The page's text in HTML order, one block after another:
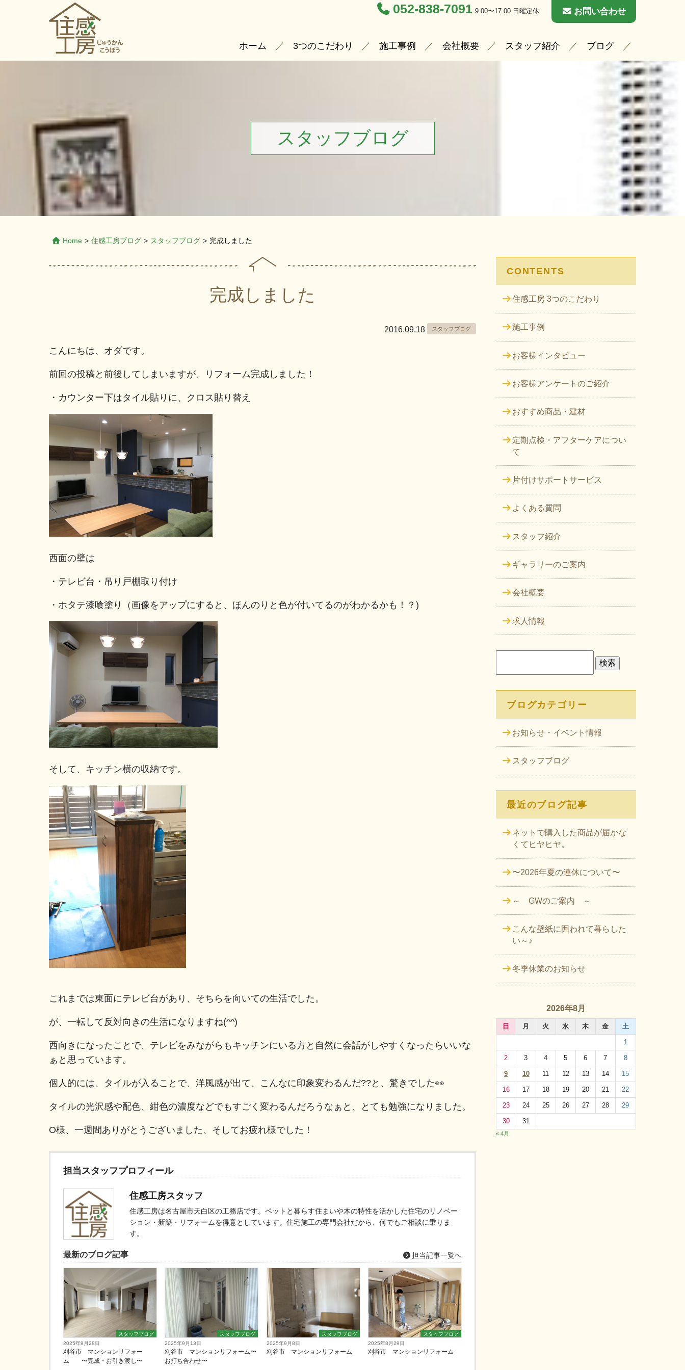
052-838-7091 9:00〜17:00 日曜定休 お問い合わせ
ホーム 3つのこだわり 施工事例 会社概要 スタッフ紹介 ブログ
スタッフブログ
Home > 住感工房ブログ > スタッフブログ > 完成しました
完成しました
2016.09.18 スタッフブログ
こんにちは、オダです。
前回の投稿と前後してしまいますが、リフォーム完成しました！
・カウンター下はタイル貼りに、クロス貼り替え
西面の壁は
・テレビ台・吊り戸棚取り付け
・ホタテ漆喰塗り（画像をアップにすると、ほんのりと色が付いてるのがわかるかも！？)
そして、キッチン横の収納です。
これまでは東面にテレビ台があり、そちらを向いての生活でした。
が、一転して反対向きの生活になりますね(^^)
西向きになったことで、テレビをみながらもキッチンにいる方と自然に会話がしやすくなったらいいな
ぁと思っています。
個人的には、タイルが入ることで、洋風感が出て、こんなに印象変わるんだ??と、驚きでした👀
タイルの光沢感や配色、紺色の濃度などでもすごく変わるんだろうなぁと、とても勉強になりました。
O様、一週間ありがとうございました、そしてお疲れ様でした！
担当スタッフプロフィール
住感工房スタッフ
住感工房は名古屋市天白区の工務店です。ペットと暮らす住まいや木の特性を活かした住宅のリノベー
ション・新築・リフォームを得意としています。住宅施工の専門会社だから、何でもご相談に乗りま
す。
最新のブログ記事 担当記事一覧へ
スタッフブログ
2025年9月28日
刈谷市 マンションリフォー
ム 〜完成・お引き渡し〜
スタッフブログ
2025年9月13日
刈谷市 マンションリフォーム〜
お打ち合わせ〜
スタッフブログ
2025年9月8日
刈谷市 マンションリフォーム
スタッフブログ
2025年8月29日
刈谷市 マンションリフォーム
CONTENTS
住感工房 3つのこだわり
施工事例
お客様インタビュー
お客様アンケートのご紹介
おすすめ商品・建材
定期点検・アフターケアについ
て
片付けサポートサービス
よくある質問
スタッフ紹介
ギャラリーのご案内
会社概要
求人情報
ブログカテゴリー
お知らせ・イベント情報
スタッフブログ
最近のブログ記事
ネットで購入した商品が届かな
くてヒヤヒヤ。
〜2026年夏の連休について〜
～ GWのご案内 ～
こんな壁紙に囲われて暮らした
い～♪
冬季休業のお知らせ
2026年8月
日 月 火 水 木 金 土
1
2 3 4 5 6 7 8
9 10 11 12 13 14 15
16 17 18 19 20 21 22
23 24 25 26 27 28 29
30 31
« 4月